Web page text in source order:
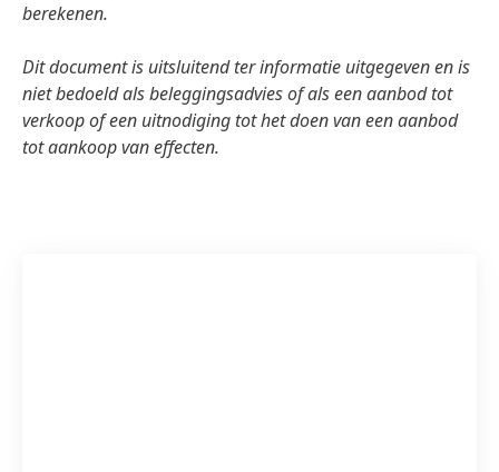
berekenen.
Dit document is uitsluitend ter informatie uitgegeven en is
niet bedoeld als beleggingsadvies of als een aanbod tot
verkoop of een uitnodiging tot het doen van een aanbod
tot aankoop van effecten.